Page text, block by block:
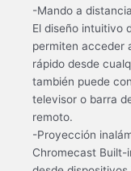
-Mando a
El diseño intuitivo
permiten acceder
rápido desde
también puede
televisor o barra
remoto.
-Proyección
Chromecast